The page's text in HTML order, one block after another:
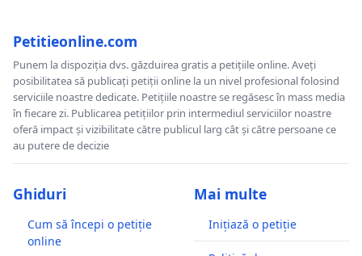
Petitieonline.com
Punem la dispoziția dvs. găzduirea gratis a petițiile online. Aveți
posibilitatea să publicați petiții online la un nivel profesional folosind
serviciile noastre dedicate. Petițiile noastre se regăsesc în mass media
în fiecare zi. Publicarea petițiilor prin intermediul serviciilor noastre
oferă impact și vizibilitate către publicul larg cât și către persoane ce
au putere de decizie
Ghiduri
Cum să începi o petiție
online
Mai multe
Inițiază o petiție